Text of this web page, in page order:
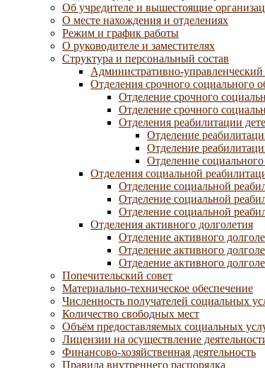
Об учредителе и вышестоящие
О месте нахождения и отделениях
Режим и график работы
О руководителе и заместителях
Структура и персональный состав
Административно-управленческий
Отделения срочного социального
Отделение срочного
Отделение срочного
Отделения реабилитации
Отделение
Отделение
Отделение
Отделения социальной
Отделение социальной
Отделение социальной
Отделение социальной
Отделения активного долголетия
Отделение активного
Отделение активного
Отделение активного
Попечительский совет
Материально-техническое обеспечение
Численность получателей социальных
Количество свободных мест
Объём предоставляемых социальных
Лицензии на осуществление
Финансово-хозяйственная деятельность
Правила внутреннего распорядка